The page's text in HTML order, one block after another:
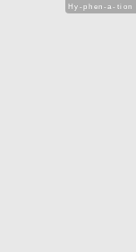
Hy-phen-a-tion